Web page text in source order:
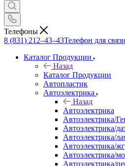
Телефоны
8 (831) 212–43–43Телефон для связи
Каталог Продукции
Назад
Каталог Продукции
Автопластик
Автоэлектрика
Назад
Автоэлектрика
Автоэлектрика/
Автоэлектрика/
Автоэлектрика/
Автоэлектрика/
Автоэлектрика/
Автоэлектрика/